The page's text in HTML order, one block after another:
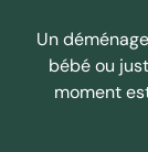
Un
bébé ou
moment